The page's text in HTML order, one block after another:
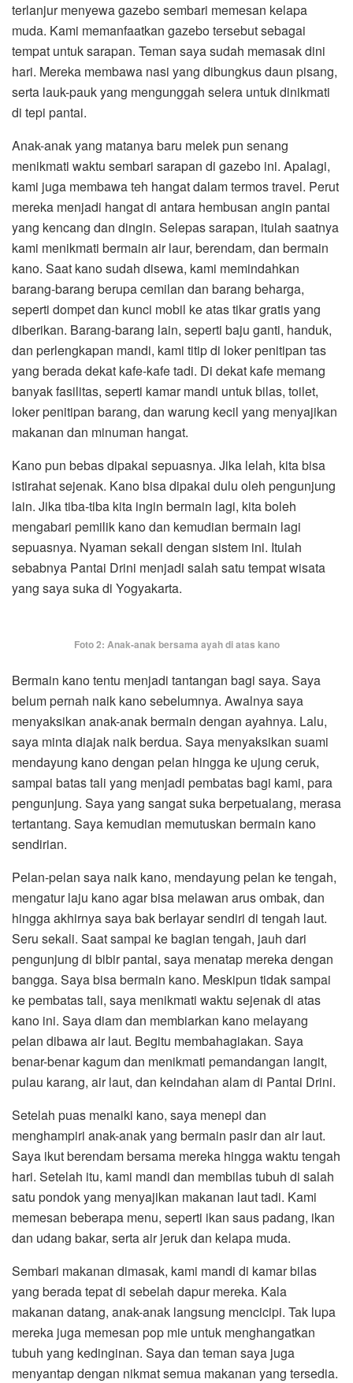
terlanjur menyewa gazebo sembari memesan kelapa
muda. Kami memanfaatkan gazebo tersebut sebagai
tempat untuk sarapan. Teman saya sudah memasak dini
hari. Mereka membawa nasi yang dibungkus daun pisang,
serta lauk-pauk yang mengunggah selera untuk dinikmati
di tepi pantai.
Anak-anak yang matanya baru melek pun senang
menikmati waktu sembari sarapan di gazebo ini. Apalagi,
kami juga membawa teh hangat dalam termos travel. Perut
mereka menjadi hangat di antara hembusan angin pantai
yang kencang dan dingin. Selepas sarapan, itulah saatnya
kami menikmati bermain air laur, berendam, dan bermain
kano. Saat kano sudah disewa, kami memindahkan
barang-barang berupa cemilan dan barang beharga,
seperti dompet dan kunci mobil ke atas tikar gratis yang
diberikan. Barang-barang lain, seperti baju ganti, handuk,
dan perlengkapan mandi, kami titip di loker penitipan tas
yang berada dekat kafe-kafe tadi. Di dekat kafe memang
banyak fasilitas, seperti kamar mandi untuk bilas, toilet,
loker penitipan barang, dan warung kecil yang menyajikan
makanan dan minuman hangat.
Kano pun bebas dipakai sepuasnya. Jika lelah, kita bisa
istirahat sejenak. Kano bisa dipakai dulu oleh pengunjung
lain. Jika tiba-tiba kita ingin bermain lagi, kita boleh
mengabari pemilik kano dan kemudian bermain lagi
sepuasnya. Nyaman sekali dengan sistem ini. Itulah
sebabnya Pantai Drini menjadi salah satu tempat wisata
yang saya suka di Yogyakarta.
Foto 2: Anak-anak bersama ayah di atas kano
Bermain kano tentu menjadi tantangan bagi saya. Saya
belum pernah naik kano sebelumnya. Awalnya saya
menyaksikan anak-anak bermain dengan ayahnya. Lalu,
saya minta diajak naik berdua. Saya menyaksikan suami
mendayung kano dengan pelan hingga ke ujung ceruk,
sampai batas tali yang menjadi pembatas bagi kami, para
pengunjung. Saya yang sangat suka berpetualang, merasa
tertantang. Saya kemudian memutuskan bermain kano
sendirian.
Pelan-pelan saya naik kano, mendayung pelan ke tengah,
mengatur laju kano agar bisa melawan arus ombak, dan
hingga akhirnya saya bak berlayar sendiri di tengah laut.
Seru sekali. Saat sampai ke bagian tengah, jauh dari
pengunjung di bibir pantai, saya menatap mereka dengan
bangga. Saya bisa bermain kano. Meskipun tidak sampai
ke pembatas tali, saya menikmati waktu sejenak di atas
kano ini. Saya diam dan membiarkan kano melayang
pelan dibawa air laut. Begitu membahagiakan. Saya
benar-benar kagum dan menikmati pemandangan langit,
pulau karang, air laut, dan keindahan alam di Pantai Drini.
Setelah puas menaiki kano, saya menepi dan
menghampiri anak-anak yang bermain pasir dan air laut.
Saya ikut berendam bersama mereka hingga waktu tengah
hari. Setelah itu, kami mandi dan membilas tubuh di salah
satu pondok yang menyajikan makanan laut tadi. Kami
memesan beberapa menu, seperti ikan saus padang, ikan
dan udang bakar, serta air jeruk dan kelapa muda.
Sembari makanan dimasak, kami mandi di kamar bilas
yang berada tepat di sebelah dapur mereka. Kala
makanan datang, anak-anak langsung mencicipi. Tak lupa
mereka juga memesan pop mie untuk menghangatkan
tubuh yang kedinginan. Saya dan teman saya juga
menyantap dengan nikmat semua makanan yang tersedia.